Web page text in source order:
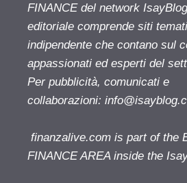
FINANCE del network
editoriale comprende siti
indipendente che contano sul
appassionati ed esperti del
Per pubblicità, comunicati e
collaborazioni:
finanzalive.com is part of the
FINANCE AREA inside the